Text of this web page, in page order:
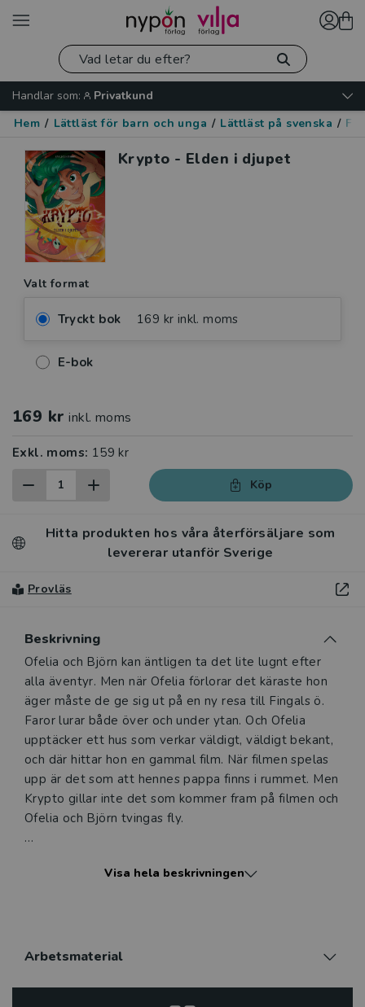
Handlar som:
Privatkund
Hem / Lättläst för barn och unga / Lättläst på svenska /
Krypto - Elden i djupet
Valt format
Tryckt bok 169 kr inkl. moms
E-bok
169 kr inkl. moms
Exkl. moms: 159 kr
Köp
Hitta produkten hos våra återförsäljare som
levererar utanför Sverige
Provläs
Beskrivning
Beskrivning
Ofelia och Björn kan äntligen ta det lite lugnt efter
alla äventyr. Men när Ofelia förlorar det käraste hon
äger måste de ge sig ut på en ny resa till Fingals ö.
Faror lurar både över och under ytan. Och Ofelia
upptäcker ett hus som verkar väldigt, väldigt bekant,
och där hittar hon en gammal film. När filmen spelas
upp är det som att hennes pappa finns i rummet. Men
Krypto gillar inte det som kommer fram på filmen och
Ofelia och Björn tvingas fly.
äventyr och spänning. Serien är skapad av Hans
övervinner motgångar och visar prov på mod. Och
Visa hela beskrivningen
Arbetsmaterial